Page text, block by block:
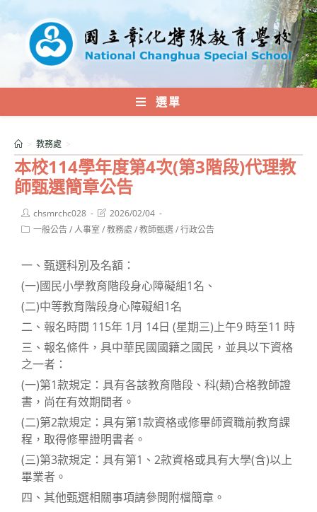
轉
內
選單
本校114學年度第4次(第3階段)代理教
師甄選簡章公告
> 教務處 >
Post
author:
chsmrchc028
Post
last
modified:
2026/02/04
Post一般公告/人事室 /教務處 /教師甄選/行政公告
一、甄選科別及名額：
(一)國民小學教育階段身心障礙組1名、
(二)中等教育階段身心障礙組1名
二、報名時間 115年 1月 14日 (星期三)上午9 時至11 時
三、報名條件，具中華民國國籍之國民，並具以下資格
之一者：
(一)第1款規定：具有各該教育階段、科(類)合格教師證
書，尚在有效期間者。
(二)第2款規定：具有第1款資格或修畢師資職前教育課
程，取得修畢證明書者。
(三)第3款規定：具有第1、2款資格或具有大學(含)以上
畢業者。
四、其他甄選相關事項請參閱附檔簡章。